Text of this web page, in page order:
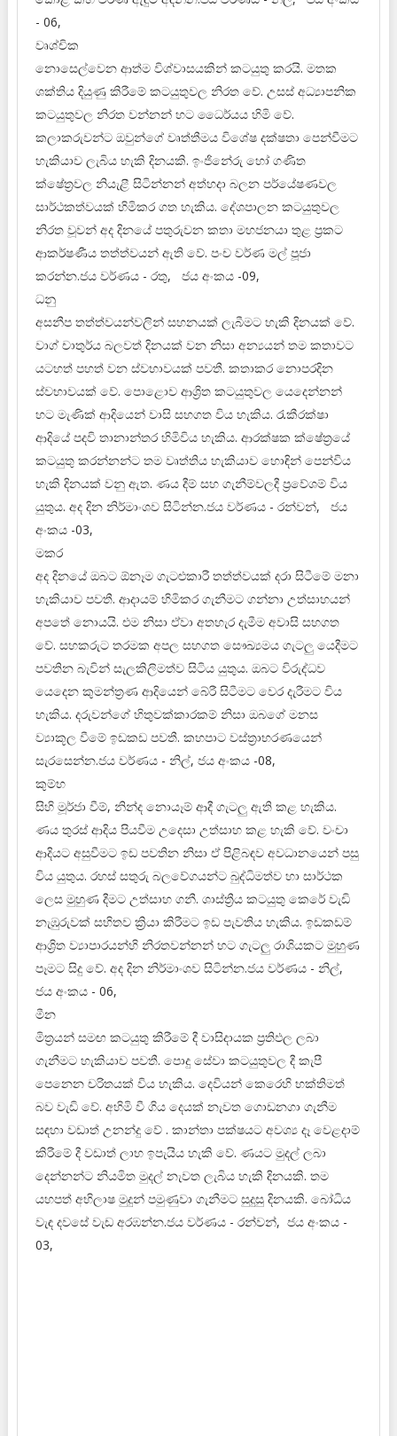
- 06,
වෘශ්චික
නොසෙල්වෙන ආත්ම විශ්වාසයකින් කටයුතු කරයි. මතක
ශක්තිය දියුණු කිරීමේ කටයුතුවල නිරත වේ. උසස් අධ්‍යාපනික
කටයුතුවල නිරත වන්නන් හට ධෛර්යය හිමි වේ.
කලාකරුවන්ට ඔවුන්ගේ වෘත්තීමය විශේෂ දක්ෂතා පෙන්වීමට
හැකියාව ලැබිය හැකි දිනයකි. ඉංජිනේරු හෝ ගණිත
ක්ෂේත්‍රවල නියැළී සිටින්නන් අත්හදා බලන පර්යේෂණවල
සාර්ථකත්වයක් හිමිකර ගත හැකිය. දේශපාලන කටයුතුවල
නිරත වූවන් අද දිනයේ පතුරුවන කතා මහජනයා තුළ ප්‍රකට
ආකර්ෂණීය තත්ත්වයන් ඇති වේ. පංච වර්ණ මල් පූජා
කරන්න.ජය වර්ණය - රතු, ජය අංකය -09,
ධනු
අසනීප තත්ත්වයන්වලින් සහනයක් ලැබීමට හැකි දිනයක් වේ.
වාග් චාතුර්ය බලවත් දිනයක් වන නිසා අන්‍යයන් තම කතාවට
යටහත් පහත් වන ස්වභාවයක් පවතී. කතාකර නොපරදින
ස්වභාවයක් වේ. පොළොව ආශ්‍රිත කටයුතුවල යෙදෙන්නන්
හට මැණික් ආදියෙන් වාසි සහගත විය හැකිය. රැකීරක්ෂා
ආදියේ පදවි තානාන්තර හිමිවිය හැකිය. ආරක්ෂක ක්ෂේත්‍රයේ
කටයුතු කරන්නන්ට තම වෘත්තිය හැකියාව හොඳින් පෙන්විය
හැකි දිනයක් වනු ඇත. ණය දීම් සහ ගැනීම්වලදී ප්‍රවේශම් විය
යුතුය. අද දින නිර්මාංශව සිටින්න.ජය වර්ණය - රන්වන්, ජය
අංකය -03,
මකර
අද දිනයේ ඔබට ඕනෑම ගැටළුකාරී තත්ත්වයක් දරා සිටීමේ මනා
හැකියාව පවතී. ආදායම් හිමිකර ගැනීමට ගන්නා උත්සාහයන්
අපතේ නොයයි. එම නිසා ඒවා අතහැර දැමීම අවාසි සහගත
වේ. සහකරුට තරමක අපල සහගත සෞඛ්‍යමය ගැටලු යෙදීමට
පවතින බැවින් සැලකිලිමත්ව සිටිය යුතුය. ඔබට විරුද්ධව
යෙදෙන කුමන්ත්‍රණ ආදියෙන් බේරී සිටීමට වෙර දැරීමට විය
හැකිය. දරුවන්ගේ හිතුවක්කාරකම් නිසා ඔබගේ මනස
ව්‍යාකූල වීමේ ඉඩකඩ පවතී. කහපාට වස්ත්‍රාභරණයෙන්
සැරසෙන්න.ජය වර්ණය - නිල්, ජය අංකය -08,
කුම්භ
සිහි මූර්ජා වීම්, නින්ද නොයෑම් ආදී ගැටලු ඇති කළ හැකිය.
ණය තුරස් ආදිය පියවීම උදෙසා උත්සාහ කළ හැකි වේ. වංචා
ආදියට අසුවීමට ඉඩ පවතින නිසා ඒ පිළිබඳව අවධානයෙන් පසු
විය යුතුය. රහස් සතුරු බලවේගයන්ට බුද්ධිමත්ව හා සාර්ථක
ලෙස මුහුණ දීමට උත්සාහ ගනී. ශාස්ත්‍රීය කටයුතු කෙරේ වැඩි
නැඹුරුවක් සහිතව ක්‍රියා කිරීමට ඉඩ පැවතිය හැකිය. ඉඩකඩම්
ආශ්‍රිත ව්‍යාපාරයන්හි නිරතවන්නන් හට ගැටලු රාශියකට මුහුණ
පෑමට සිදු වේ. අද දින නිර්මාංශව සිටින්න.ජය වර්ණය - නිල්,
ජය අංකය - 06,
මීන
මිත්‍රයන් සමඟ කටයුතු කිරීමේ දී වාසිදායක ප්‍රතිඵල ලබා
ගැනීමට හැකියාව පවතී. පොදු සේවා කටයුතුවල දී කැපී
පෙනෙන චරිතයක් විය හැකිය. දෙවියන් කෙරෙහි භක්තිමත්
බව වැඩි වේ. අහිමි වී ගිය දෙයක් නැවත ගොඩනගා ගැනීම
සඳහා වඩාත් උනන්දු වේ . කාන්තා පක්ෂයට අවශ්‍ය දෑ වෙළදාම්
කිරීමේ දී වඩාත් ලාභ ඉපැයිය හැකි වේ. ණයට මුදල් ලබා
දෙන්නන්ට නියමිත මුදල් නැවත ලැබිය හැකි දිනයකි. තම
යහපත් අභිලාෂ මුදුන් පමුණුවා ගැනීමට සුදුසු දිනයකි. බෝධිය
වැඳ දවසේ වැඩ අරඹන්න.ජය වර්ණය - රන්වන්, ජය අංකය -
03,